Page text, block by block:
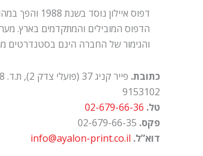
דפוס איילון נוסד
הדפוס המובילים והמתקדמים בארץ.
והגימור של החברה הינם בסטנדרטים
כתובת.
9153102
טל. 02-679-66-36
פקס.
דוא”ל. info@ayalon-print.co.il